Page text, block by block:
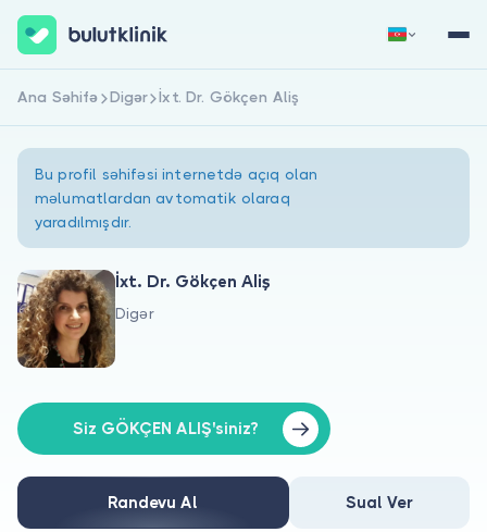
Haqqımızda
Xəstələr üçün
Həkimlər üçün
Qeydiyyat
Ana Səhifə Digər İxt. Dr. Gökçen Aliş
Bu profil səhifəsi internetdə açıq olan
məlumatlardan avtomatik olaraq
yaradılmışdır.
İxt. Dr. Gökçen Aliş
Digər
Siz GÖKÇEN ALIŞ'siniz?
Randevu Al Sual Ver